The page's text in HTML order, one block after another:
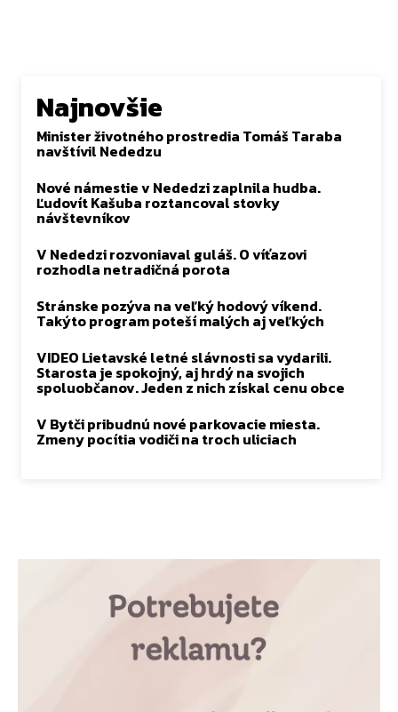
Najnovšie
Minister životného prostredia Tomáš Taraba
navštívil Nededzu
Nové námestie v Nededzi zaplnila hudba.
Ľudovít Kašuba roztancoval stovky
návštevníkov
V Nededzi rozvoniaval guláš. O víťazovi
rozhodla netradičná porota
Stránske pozýva na veľký hodový víkend.
Takýto program poteší malých aj veľkých
VIDEO Lietavské letné slávnosti sa vydarili.
Starosta je spokojný, aj hrdý na svojich
spoluobčanov. Jeden z nich získal cenu obce
V Bytči pribudnú nové parkovacie miesta.
Zmeny pocítia vodiči na troch uliciach